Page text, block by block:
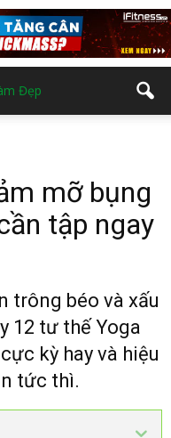
mỡ bụng
tập ngay
trông béo và xấu
12 tư thế Yoga
kỳ hay và hiệu
tức thì.